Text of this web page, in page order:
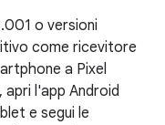
o versioni
come ricevitore
a Pixel
l'app Android
e segui le